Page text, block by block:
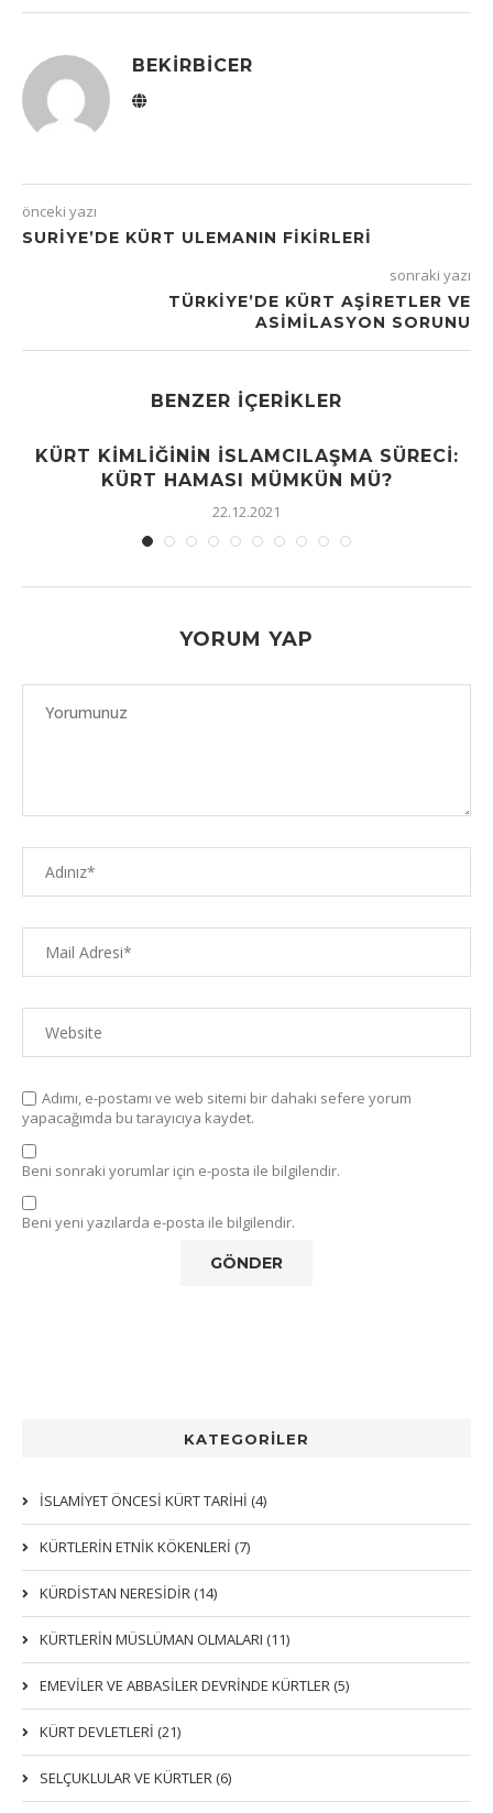
BEKIRBICER
önceki yazı
SURIYE’DE KÜRT ULEMANIN FIKIRLERI
sonraki yazı
TÜRKIYE’DE KÜRT AŞIRETLER VE
ASIMILASYON SORUNU
BENZER İÇERIKLER
KÜRT KIMLIĞININ İSLAMCILAŞMA SÜRECI:
KÜRT HAMASI MÜMKÜN MÜ?
22.12.2021
YORUM YAP
Adımı, e-postamı ve web sitemi bir dahaki sefere yorum
yapacağımda bu tarayıcıya kaydet.
Beni sonraki yorumlar için e-posta ile bilgilendir.
Beni yeni yazılarda e-posta ile bilgilendir.
KATEGORİLER
İSLAMİYET ÖNCESİ KÜRT TARİHİ (4)
KÜRTLERIN ETNIK KÖKENLERI (7)
KÜRDİSTAN NERESİDİR (14)
KÜRTLERİN MÜSLÜMAN OLMALARI (11)
EMEVİLER VE ABBASİLER DEVRİNDE KÜRTLER (5)
KÜRT DEVLETLERİ (21)
SELÇUKLULAR VE KÜRTLER (6)